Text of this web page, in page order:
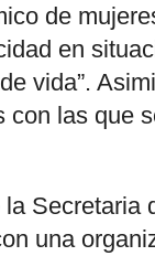
de
en
vida”.
con las que
Secretaria
una